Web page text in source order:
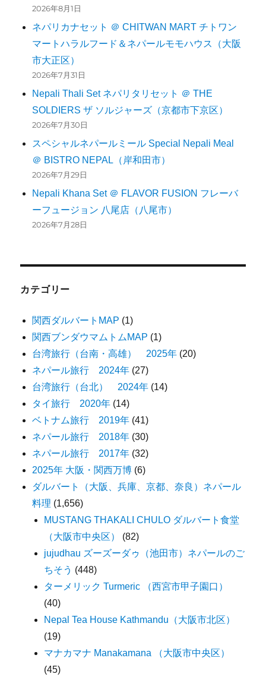
2026年8月1日
ネパリカナセット ＠ CHITWAN MART チトワン
マートハラルフード＆ネパールモモハウス（大阪
市大正区）
2026年7月31日
Nepali Thali Set ネパリタリセット ＠ THE
SOLDIERS ザ ソルジャーズ（京都市下京区）
2026年7月30日
スペシャルネパールミール Special Nepali Meal
＠ BISTRO NEPAL（岸和田市）
2026年7月29日
Nepali Khana Set ＠ FLAVOR FUSION フレーバ
ーフュージョン 八尾店（八尾市）
2026年7月28日
カテゴリー
関西ダルバートMAP (1)
関西ブンダウマムトムMAP (1)
台湾旅行（台南・高雄） 2025年 (20)
ネパール旅行 2024年 (27)
台湾旅行（台北） 2024年 (14)
タイ旅行 2020年 (14)
ベトナム旅行 2019年 (41)
ネパール旅行 2018年 (30)
ネパール旅行 2017年 (32)
2025年 大阪・関西万博 (6)
ダルバート（大阪、兵庫、京都、奈良）ネパール
料理 (1,656)
MUSTANG THAKALI CHULO ダルバート食堂
（大阪市中央区）
(82)
jujudhau ズーズーダゥ（池田市）ネパールのご
ちそう (448)
ターメリック Turmeric （西宮市甲子園口）
(40)
Nepal Tea House Kathmandu（大阪市北区）
(19)
マナカマナ Manakamana （大阪市中央区）
(45)